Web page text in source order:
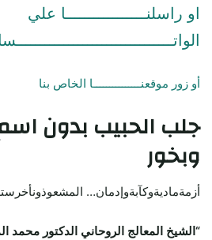
او راسلنـــــــــــــــــا علي
أو زور موقعنـــــــــــــــا الخاص بنا
جلب الحبيب بدون
وبخور
أزمةماديةوكآبةوإدمان…
“الشيخ المعالج الروحاني الدكتور محمد